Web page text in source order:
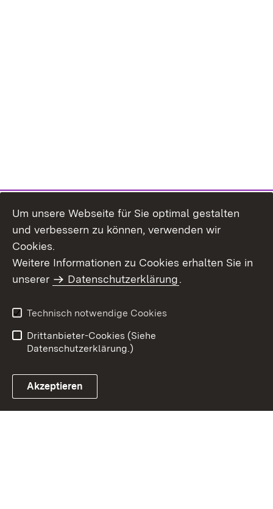
Benutzungshinweise
Erklärung zur
Um unsere Webseite für Sie optimal gestalten
und verbessern zu können, verwenden wir
Cookies.
Weitere Informationen zu Cookies erhalten Sie in
unserer
Datenschutzerklärung.
Technisch notwendige Cookies
Drittanbieter-Cookies (Siehe
Datenschutzerklärung.)
Akzeptieren